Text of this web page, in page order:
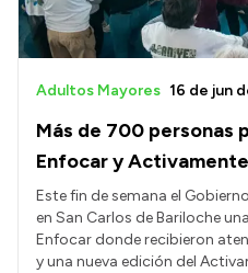
Geografía
Invertí en Río Negro
Transparencia
Presupuesto
Boletín Oficial
Compras y licitaciones
Más de 700 personas
Enfocar y
Adultos Mayores 16 de jun
Este fin de semana el
en San Carlos de Bariloche
Enfocar donde recibieron
y una nueva edición del